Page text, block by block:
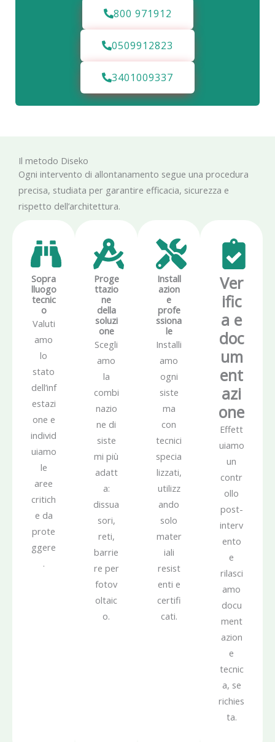
800 971912
0509912823
3401009337
Il metodo Diseko
Ogni intervento di allontanamento segue una procedura
precisa, studiata per garantire efficacia, sicurezza e
rispetto dell’architettura.
Sopra
lluogo
tecnic
o
Valuti
amo
lo
stato
dell’inf
estazi
one e
individ
uiamo
le
aree
critich
e da
prote
ggere
.
Proge
ttazio
ne
della
soluzi
one
Scegli
amo
la
combi
nazio
ne di
siste
mi più
adatt
a:
dissua
sori,
reti,
barrie
re per
fotov
oltaic
o.
Install
azion
e
profe
ssiona
le
Installi
amo
ogni
siste
ma
con
tecnici
specia
lizzati,
utilizz
ando
solo
mater
iali
resist
enti e
certifi
cati.
Ver
ific
a e
doc
um
ent
azi
one
Effett
uiamo
un
contr
ollo
post-
interv
ento
e
rilasci
amo
docu
ment
azion
e
tecnic
a, se
richies
ta.